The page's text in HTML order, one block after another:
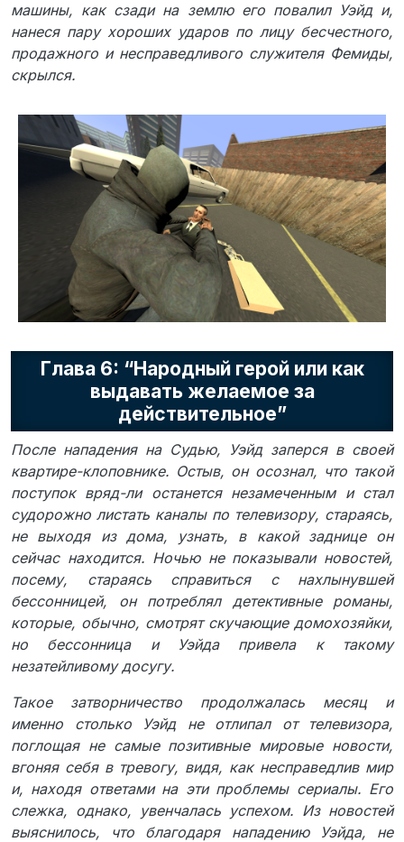
машины, как сзади на землю его повалил Уэйд и,
нанеся пару хороших ударов по лицу бесчестного,
продажного и несправедливого служителя Фемиды,
скрылся.
Глава 6: “Народный герой или как
выдавать желаемое за
действительное”
После нападения на Судью, Уэйд заперся в своей
квартире-клоповнике. Остыв, он осознал, что такой
поступок вряд-ли останется незамеченным и стал
судорожно листать каналы по телевизору, стараясь,
не выходя из дома, узнать, в какой заднице он
сейчас находится. Ночью не показывали новостей,
посему, стараясь справиться с нахлынувшей
бессонницей, он потреблял детективные романы,
которые, обычно, смотрят скучающие домохозяйки,
но бессонница и Уэйда привела к такому
незатейливому досугу.
Такое затворничество продолжалась месяц и
именно столько Уэйд не отлипал от телевизора,
поглощая не самые позитивные мировые новости,
вгоняя себя в тревогу, видя, как несправедлив мир
и, находя ответами на эти проблемы сериалы. Его
слежка, однако, увенчалась успехом. Из новостей
выяснилось, что благодаря нападению Уэйда, не